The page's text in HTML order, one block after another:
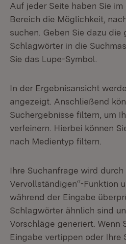
Auf jeder Seite haben Sie
Bereich die Möglichkeit,
suchen. Geben Sie dazu die
Schlagwörter in die
Sie das Lupe-Symbol.
In der Ergebnisansicht
angezeigt. Anschließend
Suchergebnisse filtern, um
verfeinern. Hierbei können
nach Medientyp filtern.
Ihre Suchanfrage wird durch
Vervollständigen“-Funktion
während der Eingabe
Schlagwörter ähnlich sind
Vorschläge generiert. Wenn
Eingabe vertippen oder Ihre